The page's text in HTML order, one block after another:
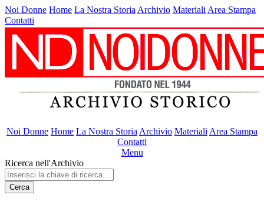
Noi Donne Home La Nostra Storia Archivio Materiali Area Stampa
Contatti
Noi Donne Home La Nostra Storia Archivio Materiali Area Stampa
Contatti
Menu
Ricerca nell'Archivio
Cerca